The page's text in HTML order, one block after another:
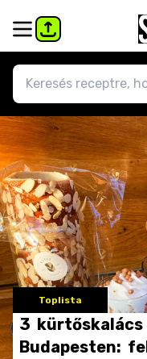
Toplista
3 kürtőskalács
Budapesten: